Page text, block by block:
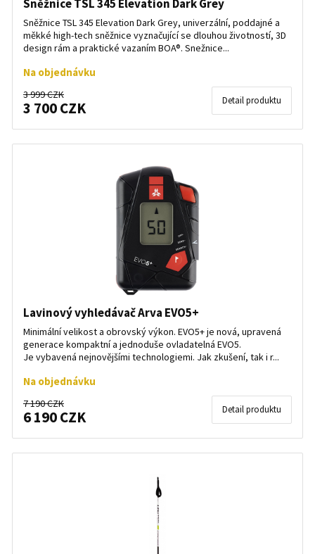
Sněžnice TSL 345 Elevation Dark Grey
Sněžnice TSL 345 Elevation Dark Grey, univerzální, poddajné a
měkké high-tech sněžnice vyznačující se dlouhou životností, 3D
design rám a praktické vazaním BOA®. Snežnice...
Na objednávku
3 999 CZK
3 700 CZK Detail produktu
Lavinový vyhledávač Arva EVO5+
Minimální velikost a obrovský výkon. EVO5+ je nová, upravená
generace kompaktní a jednoduše ovladatelná EVO5.
Je vybavená nejnovějšími technologiemi. Jak zkušení, tak i r...
Na objednávku
7 190 CZK
6 190 CZK Detail produktu